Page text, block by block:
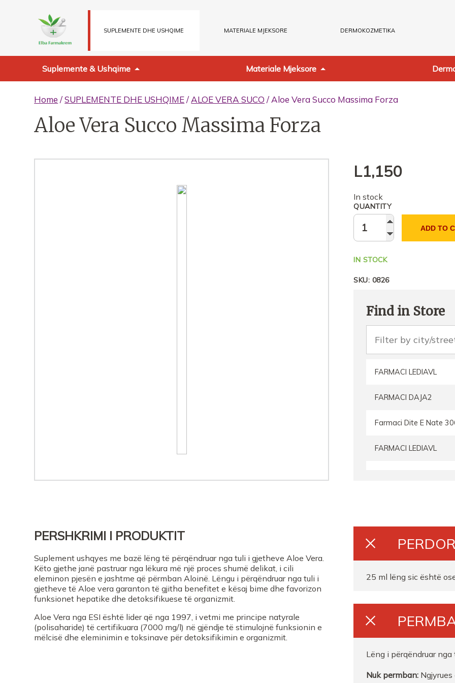
SUPLEMENTE DHE USHQIME MATERIALE MJEKSORE DERMOKOZMETIKA
Suplemente & Ushqime Materiale Mjeksore
Home /SUPLEMENTE DHE USHQIME/ALOE VERA SUCO / Aloe Vera Succo Massima Forza
Aloe Vera Succo Massima Forza
L1,150
In stock
QUANTITY
ADD TO
IN STOCK
SKU: 0826
Find in Store
FARMACI LEDIAVL
FARMACI DAJA2
Farmaci Dite E Nate
FARMACI LEDIAVL
Farmaci Sidi 2
Farmaci Nr 3 Idajet
FARMACI KLODI BR
FARMACI
FARMACI
Farmaci SIDI
PERSHKRIMI I PRODUKTIT
Suplement ushqyes me bazë lëng të përqëndruar nga tuli i gjetheve Aloe Vera.
Këto gjethe janë pastruar nga lëkura më një proces shumë delikat, i cili
eleminon pjesën e jashtme që përmban Aloinë. Lëngu i përqëndruar nga tuli i
gjetheve të Aloe vera garanton të gjitha benefitet e kësaj bime dhe favorizon
funksionet hepatike dhe detoksifikuese të organizmit.
Aloe Vera nga ESI është lider që nga 1997, i vetmi me principe natyrale
(polisaharide) të certifikuara (7000 mg/l) në gjëndje të stimulojnë funksionin e
mëlcisë dhe eleminimin e toksinave për detoksifikimin e organizmit.
25 ml lëng sic është
Lëng i përqëndruar
Nuk permban: